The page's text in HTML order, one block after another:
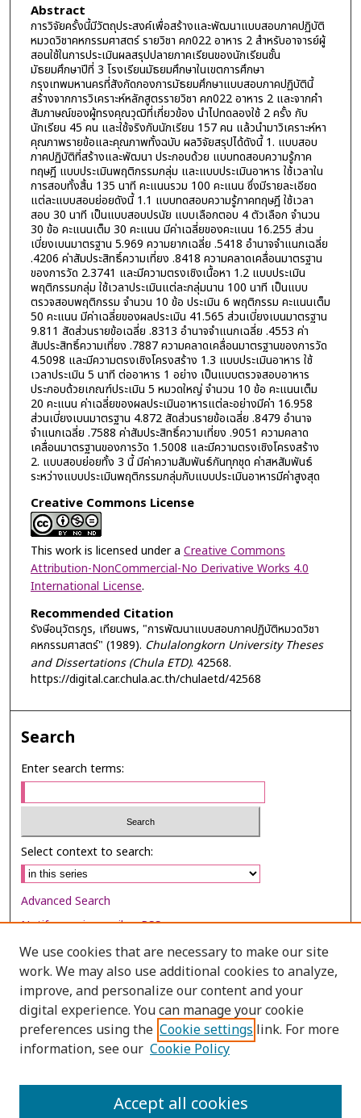
Abstract
การวิจัยครั้งนี้มีวัตถุประสงค์เพื่อสร้างและพัฒนาแบบสอบภาคปฏิบัติ
หมวดวิชาคหกรรมศาสตร์ รายวิชา คก022 อาหาร 2 สำหรับอาจารย์ผู้
สอนใช้ในการประเมินผลสรุปปลายภาคเรียนของนักเรียนชั้น
มัธยมศึกษาปีที่ 3 โรงเรียนมัธยมศึกษาในเขตการศึกษา
กรุงเทพมหานครที่สังกัดกองการมัธยมศึกษาแบบสอบภาคปฏิบัตินี้
สร้างจากการวิเคราะห์หลักสูตรรายวิชา คก022 อาหาร 2 และจากคำ
สัมภาษณ์ของผู้ทรงคุณวุฒิที่เกี่ยวข้อง นำไปทดลองใช้ 2 ครั้ง กับ
นักเรียน 45 คน และใช้จริงกับนักเรียน 157 คน แล้วนำมาวิเคราะห์หา
คุณภาพรายข้อและคุณภาพทั้งฉบับ ผลวิจัยสรุปได้ดังนี้ 1. แบบสอบ
ภาคปฏิบัติที่สร้างและพัฒนา ประกอบด้วย แบบทดสอบความรู้ภาค
ทฤษฎี แบบประเมินพฤติกรรมกลุ่ม และแบบประเมินอาหาร ใช้เวลาใน
การสอบทั้งสิ้น 135 นาที คะแนนรวม 100 คะแนน ซึ่งมีรายละเอียด
แต่ละแบบสอบย่อยดังนี้ 1.1 แบบทดสอบความรู้ภาคทฤษฎี ใช้เวลา
สอบ 30 นาที เป็นแบบสอบปรนัย แบบเลือกตอบ 4 ตัวเลือก จำนวน
30 ข้อ คะแนนเต็ม 30 คะแนน มีค่าเฉลี่ยของคะแนน 16.255 ส่วน
เบี่ยงเบนมาตรฐาน 5.969 ความยากเฉลี่ย .5418 อำนาจจำแนกเฉลี่ย
.4206 ค่าสัมประสิทธิ์ความเที่ยง .8418 ความคลาดเคลื่อนมาตรฐาน
ของการวัด 2.3741 และมีความตรงเชิงเนื้อหา 1.2 แบบประเมิน
พฤติกรรมกลุ่ม ใช้เวลาประเมินแต่ละกลุ่มนาน 100 นาที เป็นแบบ
ตรวจสอบพฤติกรรม จำนวน 10 ข้อ ประเมิน 6 พฤติกรรม คะแนนเต็ม
50 คะแนน มีค่าเฉลี่ยของผลประเมิน 41.565 ส่วนเบี่ยงเบนมาตรฐาน
9.811 สัดส่วนรายข้อเฉลี่ย .8313 อำนาจจำแนกเฉลี่ย .4553 ค่า
สัมประสิทธิ์ความเที่ยง .7887 ความคลาดเคลื่อนมาตรฐานของการวัด
4.5098 และมีความตรงเชิงโครงสร้าง 1.3 แบบประเมินอาหาร ใช้
เวลาประเมิน 5 นาที ต่ออาหาร 1 อย่าง เป็นแบบตรวจสอบอาหาร
ประกอบด้วยเกณฑ์ประเมิน 5 หมวดใหญ่ จำนวน 10 ข้อ คะแนนเต็ม
20 คะแนน ค่าเฉลี่ยของผลประเมินอาหารแต่ละอย่างมีค่า 16.958
ส่วนเบี่ยงเบนมาตรฐาน 4.872 สัดส่วนรายข้อเฉลี่ย .8479 อำนาจ
จำแนกเฉลี่ย .7588 ค่าสัมประสิทธิ์ความเที่ยง .9051 ความคลาด
เคลื่อนมาตรฐานของการวัด 1.5008 และมีความตรงเชิงโครงสร้าง
2. แบบสอบย่อยทั้ง 3 นี้ มีค่าความสัมพันธ์กันทุกชุด ค่าสหสัมพันธ์
ระหว่างแบบประเมินพฤติกรรมกลุ่มกับแบบประเมินอาหารมีค่าสูงสุด
Creative Commons License
This work is licensed under a Creative Commons
Attribution-NonCommercial-No Derivative Works 4.0
International License.
Recommended Citation
รังษีอนุวัตรกูร, เทียนพร, "การพัฒนาแบบสอบภาคปฏิบัติหมวดวิชา
คหกรรมศาสตร์" (1989). Chulalongkorn University Theses
and Dissertations (Chula ETD). 42568.
https://digital.car.chula.ac.th/chulaetd/42568
Search
Enter search terms:
Select context to search:
Advanced Search
Notify me via email orRSS
Browse
Collections
Disciplines
Authors
We use cookies that are necessary to make our site
work. We may also use additional cookies to analyze,
improve, and personalize our content and your
digital experience. You can manage your cookie
preferences using the Cookie settings link. For more
information, see our Cookie Policy
Accept all cookies